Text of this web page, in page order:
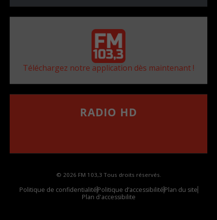
Téléchargez notre application dès maintenant !
RADIO HD
© 2026 FM 103,3 Tous droits réservés.
Politique de confidentialitéPolitique d’accessibilitéPlan du site
Plan d'accessibilite